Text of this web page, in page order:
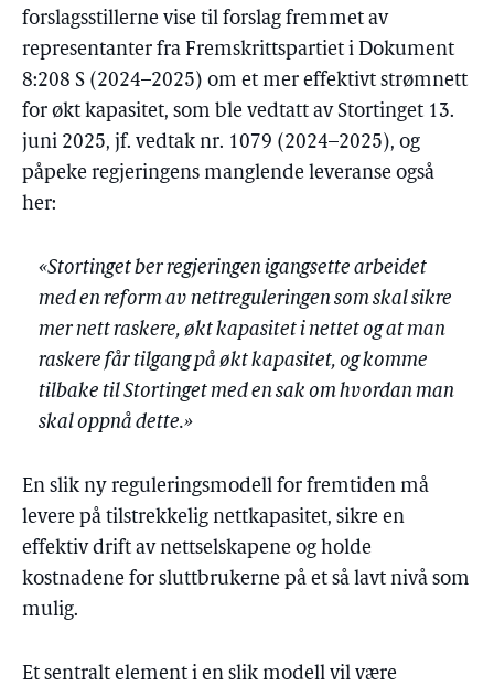
forslagsstillerne vise til forslag fremmet av
representanter fra Fremskrittspartiet i Dokument
8:208 S (2024–2025) om et mer effektivt strømnett
for økt kapasitet, som ble vedtatt av Stortinget 13.
juni 2025, jf. vedtak nr. 1079 (2024–2025), og
påpeke regjeringens manglende leveranse også
her:
«Stortinget ber regjeringen igangsette arbeidet
med en reform av nettreguleringen som skal sikre
mer nett raskere, økt kapasitet i nettet og at man
raskere får tilgang på økt kapasitet, og komme
tilbake til Stortinget med en sak om hvordan man
skal oppnå dette.»
En slik ny reguleringsmodell for fremtiden må
levere på tilstrekkelig nettkapasitet, sikre en
effektiv drift av nettselskapene og holde
kostnadene for sluttbrukerne på et så lavt nivå som
mulig.
Et sentralt element i en slik modell vil være